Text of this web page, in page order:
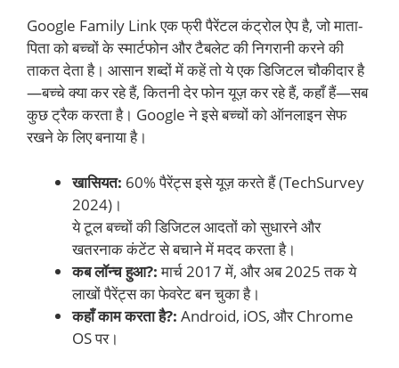
Google Family Link एक फ्री पैरेंटल कंट्रोल ऐप है, जो माता-
पिता को बच्चों के स्मार्टफोन और टैबलेट की निगरानी करने की
ताकत देता है। आसान शब्दों में कहें तो ये एक डिजिटल चौकीदार है
—बच्चे क्या कर रहे हैं, कितनी देर फोन यूज़ कर रहे हैं, कहाँ हैं—सब
कुछ ट्रैक करता है। Google ने इसे बच्चों को ऑनलाइन सेफ
रखने के लिए बनाया है।
खासियत: 60% पैरेंट्स इसे यूज़ करते हैं (TechSurvey
2024)।
ये टूल बच्चों की डिजिटल आदतों को सुधारने और
खतरनाक कंटेंट से बचाने में मदद करता है।
कब लॉन्च हुआ?:मार्च 2017 में, और अब 2025 तक ये
लाखों पैरेंट्स का फेवरेट बन चुका है।
कहाँ काम करता है?: Android, iOS, और Chrome
OS पर।